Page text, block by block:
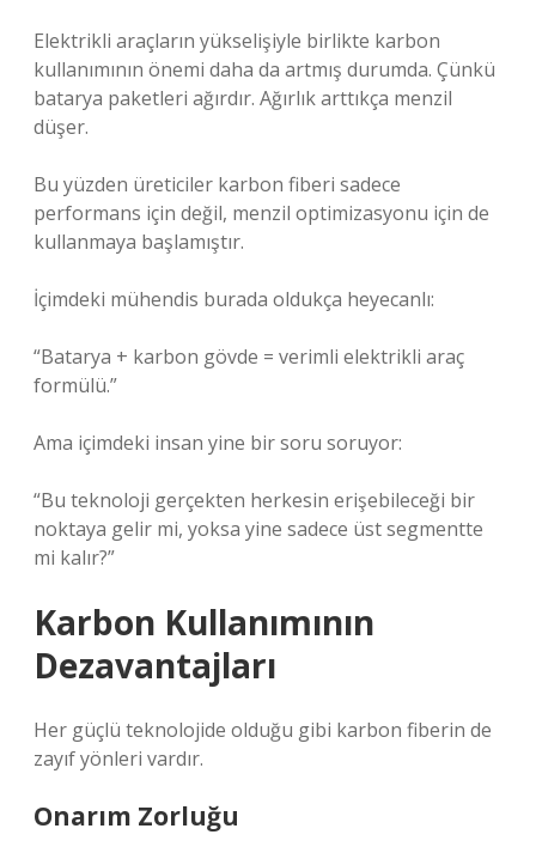
Elektrikli araçların yükselişiyle birlikte karbon
kullanımının önemi daha da artmış durumda. Çünkü
batarya paketleri ağırdır. Ağırlık arttıkça menzil
düşer.
Bu yüzden üreticiler karbon fiberi sadece
performans için değil, menzil optimizasyonu için de
kullanmaya başlamıştır.
İçimdeki mühendis burada oldukça heyecanlı:
“Batarya + karbon gövde = verimli elektrikli araç
formülü.”
Ama içimdeki insan yine bir soru soruyor:
“Bu teknoloji gerçekten herkesin erişebileceği bir
noktaya gelir mi, yoksa yine sadece üst segmentte
mi kalır?”
Karbon Kullanımının
Dezavantajları
Her güçlü teknolojide olduğu gibi karbon fiberin de
zayıf yönleri vardır.
Onarım Zorluğu